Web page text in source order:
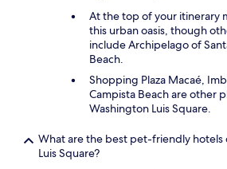
At the top of your itinerary
this urban oasis, though
include Archipelago of
Beach.
Shopping Plaza Macaé,
Campista Beach are other
Washington Luis Square.
What are the best pet-friendly hotels
Luis Square?